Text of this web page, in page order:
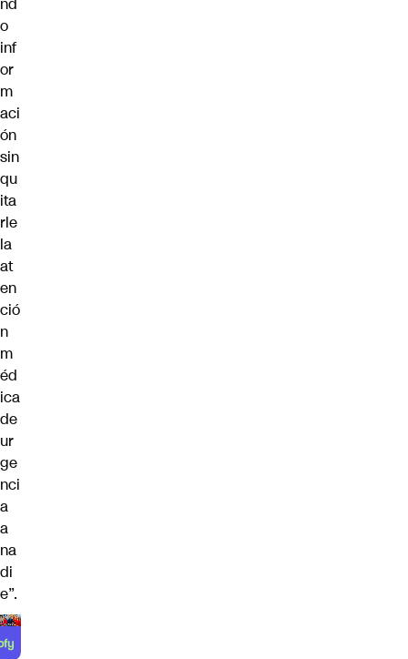
o
inf
or
m
aci
ón
sin
qu
ita
rle
la
at
en
ció
n
m
éd
ica
de
ur
ge
nci
a
a
na
di
e”.